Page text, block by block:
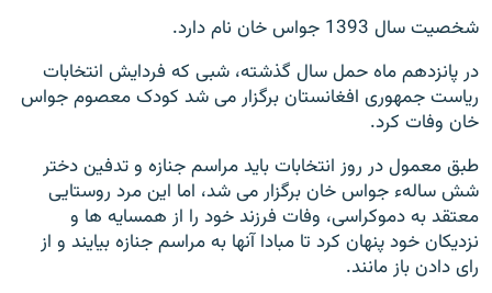
شخصیت سال 1393 جواس خان نام دارد.
در پانزدهم ماه حمل سال گذشته، شبی که فردایش انتخابات
ریاست جمهوری افغانستان برگزار می شد کودک معصوم جواس
خان وفات کرد.
طبق معمول در روز انتخابات باید مراسم جنازه و تدفین دختر
شش سالهء جواس خان برگزار می شد، اما این مرد روستایی
معتقد به دموکراسی، وفات فرزند خود را از همسایه ها و
نزدیکان خود پنهان کرد تا مبادا آنها به مراسم جنازه بیایند و از
رای دادن باز مانند.